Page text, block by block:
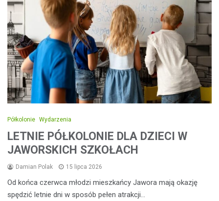
Półkolonie Wydarzenia
LETNIE PÓŁKOLONIE DLA DZIECI W
JAWORSKICH SZKOŁACH
Damian Polak 15 lipca 2026
Od końca czerwca młodzi mieszkańcy Jawora mają okazję
spędzić letnie dni w sposób pełen atrakcji…